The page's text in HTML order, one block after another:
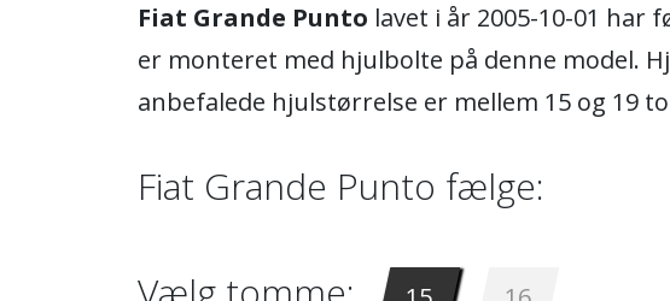
Fiat Grande Punto lavet i år 2005-10-01 har
er monteret med hjulbolte på denne model.
anbefalede hjulstørrelse er mellem 15 og 19
Fiat Grande Punto fælge: